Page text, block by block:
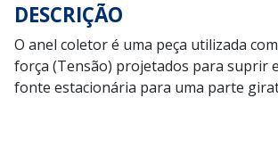
DESCRIÇÃO
O anel coletor é uma peça utilizada
força (Tensão) projetados para suprir
fonte estacionária para uma parte